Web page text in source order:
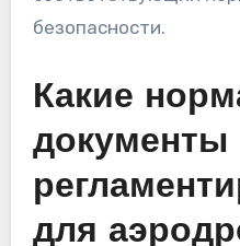
безопасности.
Какие
документы
для